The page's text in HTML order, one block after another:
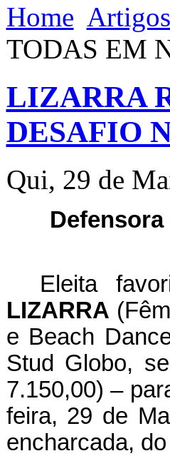
Home Artigos
TODAS EM
LIZARRA
DESAFIO
Qui, 29 de
Eleita
LIZARRA
e Beach
Stud Globo,
7.150,00) –
feira, 29 de
encharcada,